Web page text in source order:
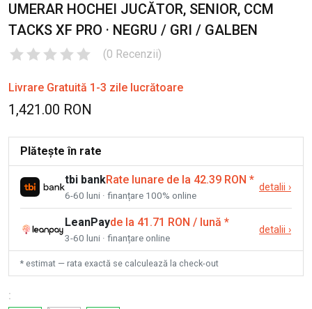
UMERAR HOCHEI JUCĂTOR, SENIOR, CCM
TACKS XF PRO · NEGRU / GRI / GALBEN
(0 Recenzii)
Livrare Gratuită 1-3 zile lucrătoare
1,421.00 RON
Plătește în rate
tbi bankRate lunare de la 42.39 RON *
6-60 luni · finanțare 100% online
detalii ›
LeanPayde la 41.71 RON / lună *
3-60 luni · finanțare online
detalii ›
* estimat — rata exactă se calculează la check-out
: